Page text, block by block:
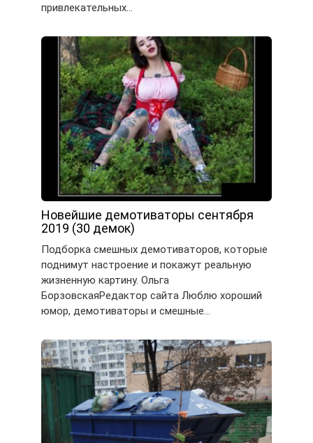
привлекательных…
Новейшие демотиваторы сентября
2019 (30 демок)
Подборка смешных демотиваторов, которые
поднимут настроение и покажут реальную
жизненную картину. Ольга
БорзовскаяРедактор сайта Люблю хороший
юмор, демотиваторы и смешные…